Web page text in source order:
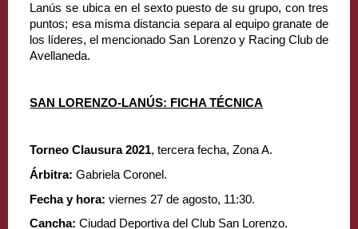
Lanús se ubica en el sexto puesto de su grupo, con tres
puntos; esa misma distancia separa al equipo granate de
los líderes, el mencionado San Lorenzo y Racing Club de
Avellaneda.
SAN LORENZO-LANÚS: FICHA TÉCNICA
Torneo Clausura 2021, tercera fecha, Zona A.
Árbitra: Gabriela Coronel.
Fecha y hora: viernes 27 de agosto, 11:30.
Cancha: Ciudad Deportiva del Club San Lorenzo.